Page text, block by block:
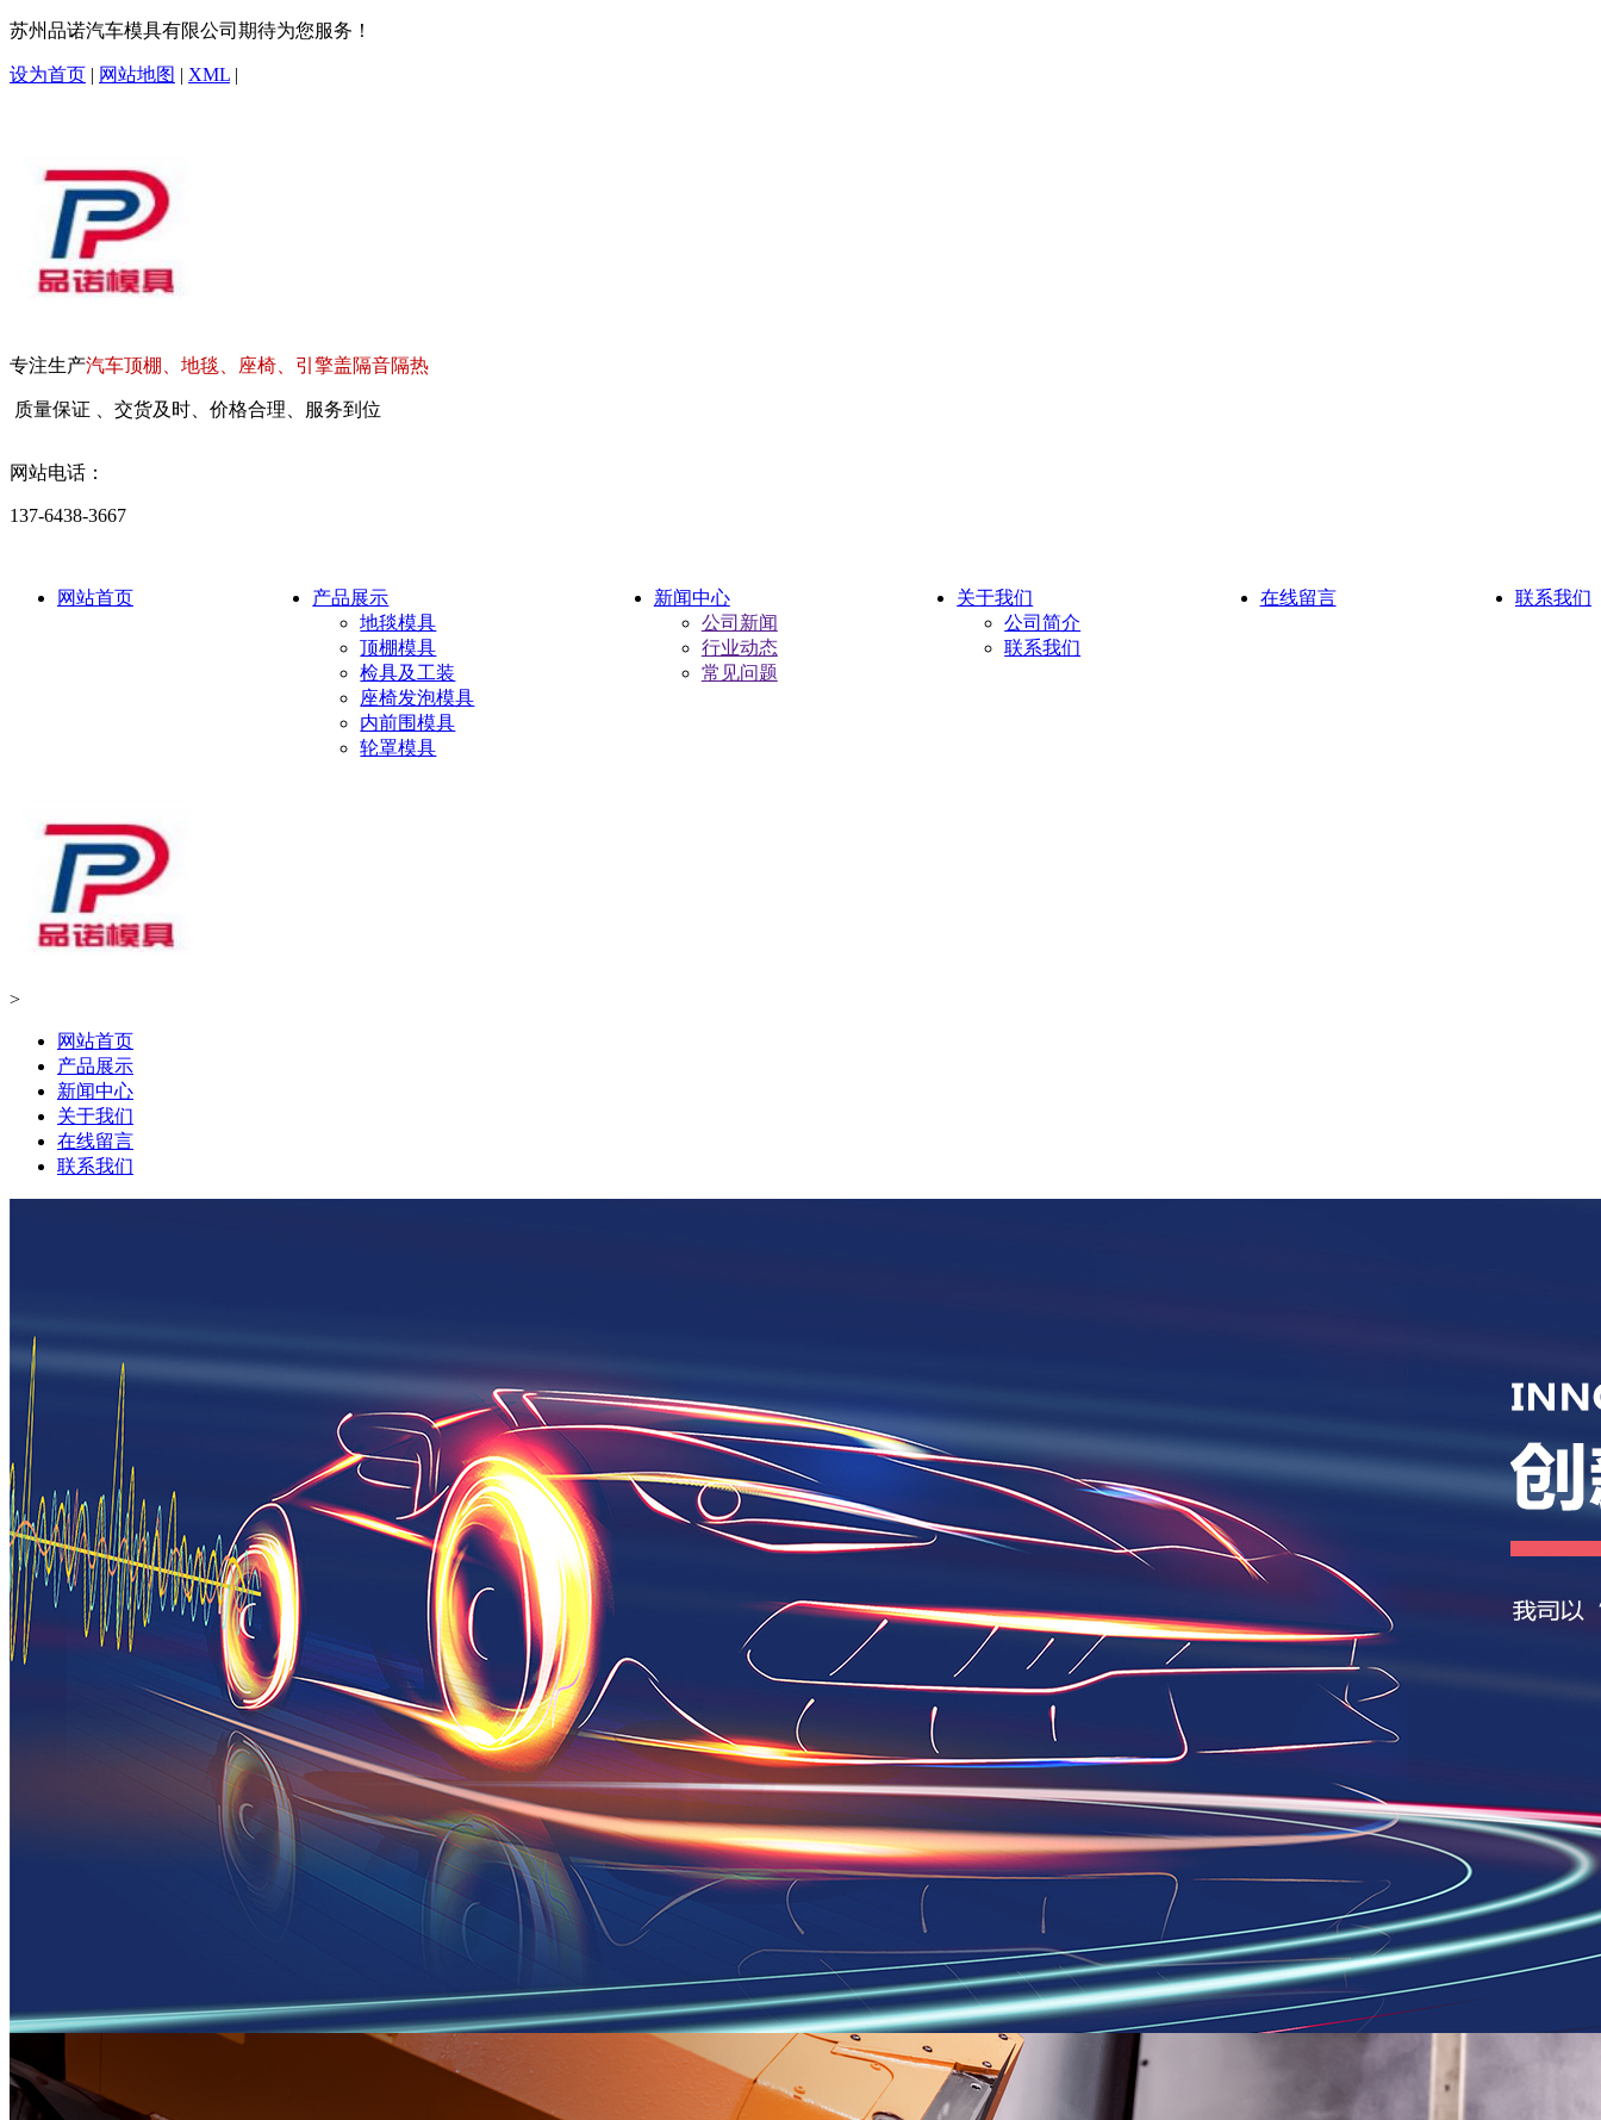
苏州品诺汽车模具有限公司期待为您服务！
设为首页 | 网站地图 | XML |
专注生产汽车顶棚、地毯、座椅、引擎盖隔音隔热
质量保证 、交货及时、价格合理、服务到位
网站电话：
137-6438-3667
网站首页
产品展示
地毯模具
顶棚模具
检具及工装
座椅发泡模具
内前围模具
轮罩模具
新闻中心
公司新闻
行业动态
常见问题
关于我们
公司简介
联系我们
在线留言 联系我们
>
网站首页
产品展示
新闻中心
关于我们
在线留言
联系我们